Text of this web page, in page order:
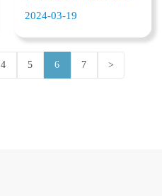
展開互訪交流。比利時
在台辦事處處長馬徹參
訪嘉義縣文化科技創新
2024-03-19
4 5 6 7 >